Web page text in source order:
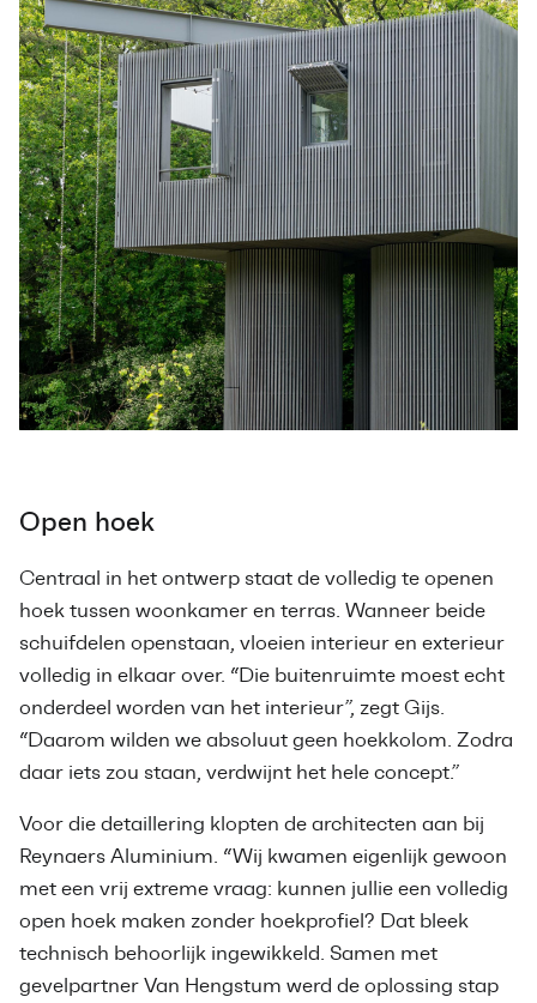
Open hoek
Centraal in het ontwerp staat de volledig te openen
hoek tussen woonkamer en terras. Wanneer beide
schuifdelen openstaan, vloeien interieur en exterieur
volledig in elkaar over. “Die buitenruimte moest echt
onderdeel worden van het interieur”, zegt Gijs.
“Daarom wilden we absoluut geen hoekkolom. Zodra
daar iets zou staan, verdwijnt het hele concept.”
Voor die detaillering klopten de architecten aan bij
Reynaers Aluminium. “Wij kwamen eigenlijk gewoon
met een vrij extreme vraag: kunnen jullie een volledig
open hoek maken zonder hoekprofiel? Dat bleek
technisch behoorlijk ingewikkeld. Samen met
gevelpartner Van Hengstum werd de oplossing stap